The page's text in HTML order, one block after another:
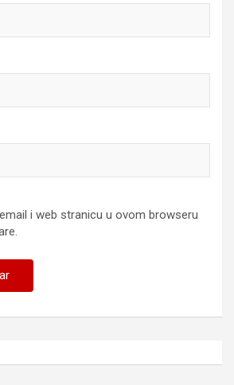
i web stranicu u ovom browseru